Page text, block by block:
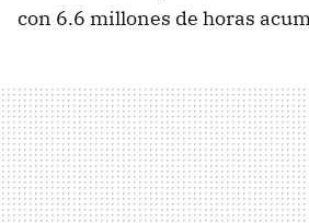
con 6.6 millones de horas